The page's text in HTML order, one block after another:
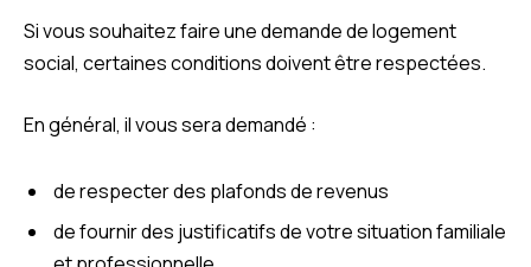
Si vous souhaitez faire une demande de logement
social, certaines conditions doivent être respectées.
En général, il vous sera demandé :
de respecter des plafonds de revenus
de fournir des justificatifs de votre situation familiale